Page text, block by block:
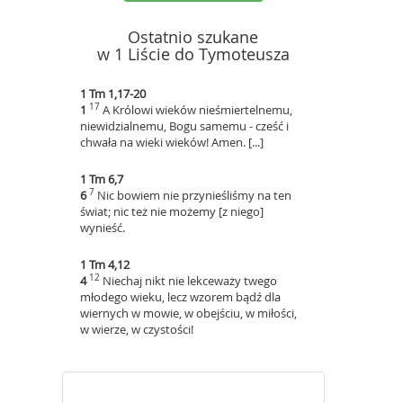
Ostatnio szukane
w 1 Liście do Tymoteusza
1 Tm 1,17-20
1 17 A Królowi wieków nieśmiertelnemu,
niewidzialnemu, Bogu samemu - cześć i
chwała na wieki wieków! Amen. [...]
1 Tm 6,7
67 Nic bowiem nie przynieśliśmy na ten
świat; nic też nie możemy [z niego]
wynieść.
1 Tm 4,12
412 Niechaj nikt nie lekceważy twego
młodego wieku, lecz wzorem bądź dla
wiernych w mowie, w obejściu, w miłości,
w wierze, w czystości!